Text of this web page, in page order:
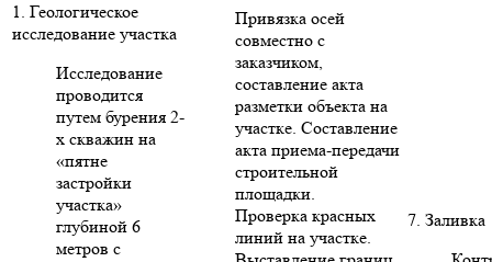
1. Геологическое
исследование участка
Исследование
проводится
путем бурения 2-
х скважин на
«пятне
застройки
участка»
глубиной 6
метров с
Привязка осей
совместно с
заказчиком,
составление акта
разметки объекта на
участке. Составление
акта приема-передачи
строительной
площадки.
Проверка красных
линий на участке.
7. Заливка